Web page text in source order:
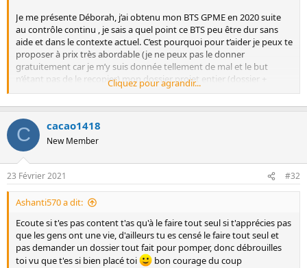
Je me présente Déborah, j’ai obtenu mon BTS GPME en 2020 suite
au contrôle continu , je sais a quel point ce BTS peu être dur sans
aide et dans le contexte actuel. C’est pourquoi pour t’aider je peux te
proposer à prix très abordable (je ne peux pas le donner
gratuitement car je m’y suis donnée tellement de mal et le but
n’étant pas de le recopier) mon dossier projet entier (dossier +
annexe) ainsi que 2 dossiers projet (sans annexes) que mes
confrères m’on confié. Ainsi que sujet de BTS Blanc et corrigé.
Si tu souhaites plus de renseignement tu peux m’envoyer un mail :
dp.gpme2020@laposte.net
Bonne journée à toi et bon courage
Cliquez pour agrandir...
C cacao1418
New Member
23 Février 2021 #32
Ashanti570 a dit:
Ecoute si t'es pas content t'as qu'à le faire tout seul si t'apprécies pas
que les gens ont une vie, d'ailleurs tu es censé le faire tout seul et
pas demander un dossier tout fait pour pomper, donc débrouilles
toi vu que t'es si bien placé toi
bon courage du coup